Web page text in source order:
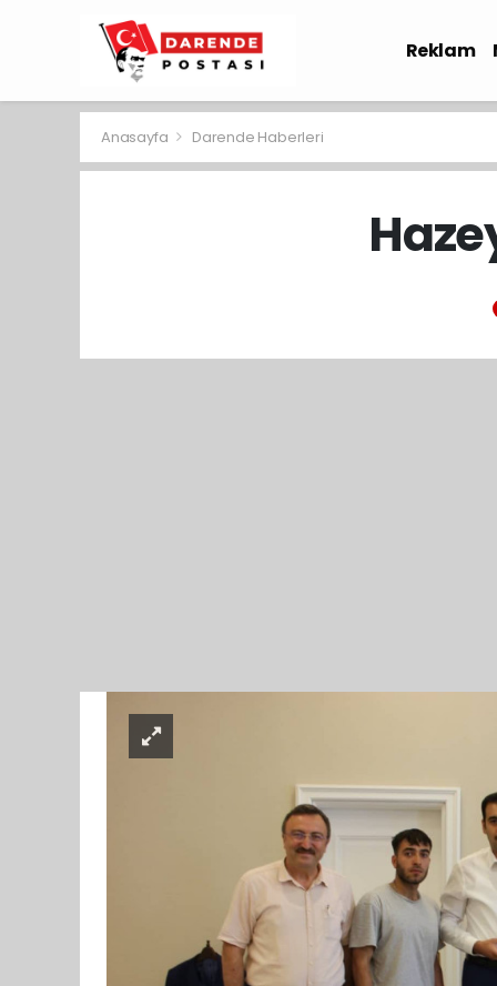
Reklam
Anasayfa Darende Haberleri